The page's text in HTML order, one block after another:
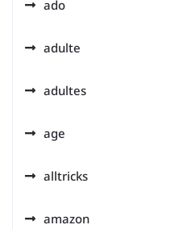
ado
adulte
adultes
age
alltricks
amazon